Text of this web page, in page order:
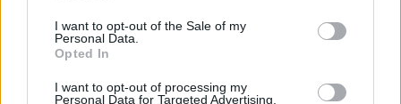
cualquier momento entrando de nuevo en este sitio web o
visitando nuestra política de privacidad.
I want to opt-out of the Sale of my
Personal Data.
Opted In
I want to opt-out of processing my
Personal Data for Targeted Advertising.